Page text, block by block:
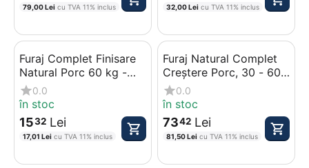
79,00Lei cu TVA 11% inclus 32,00Lei cu TVA 11% inclus
Furaj Complet Finisare
Natural Porc 60 kg -
100 kg, 5 kg
0.0
în stoc
1532 Lei
17,01 Lei cu TVA 11% inclus
Furaj Natural Complet
Creștere Porc, 30 - 60
kg, 25 kg
0.0
în stoc
7342 Lei
81,50Lei cu TVA 11% inclus